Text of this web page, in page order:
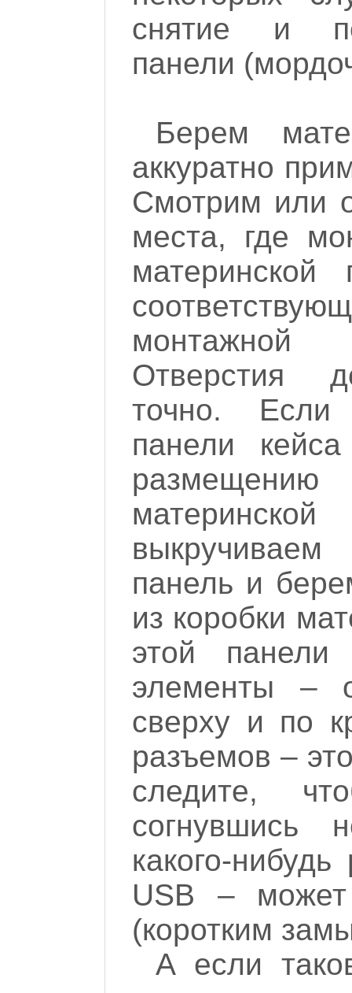
снятие и
панели
Берем
аккуратно
Смотрим или
места, где
Отверстия
точно.
панели
панель и
из коробки
этой панели
элементы –
сверху и по
разъемов –
следите,
согнувшись
какого-
USB – может
(коротким
А если